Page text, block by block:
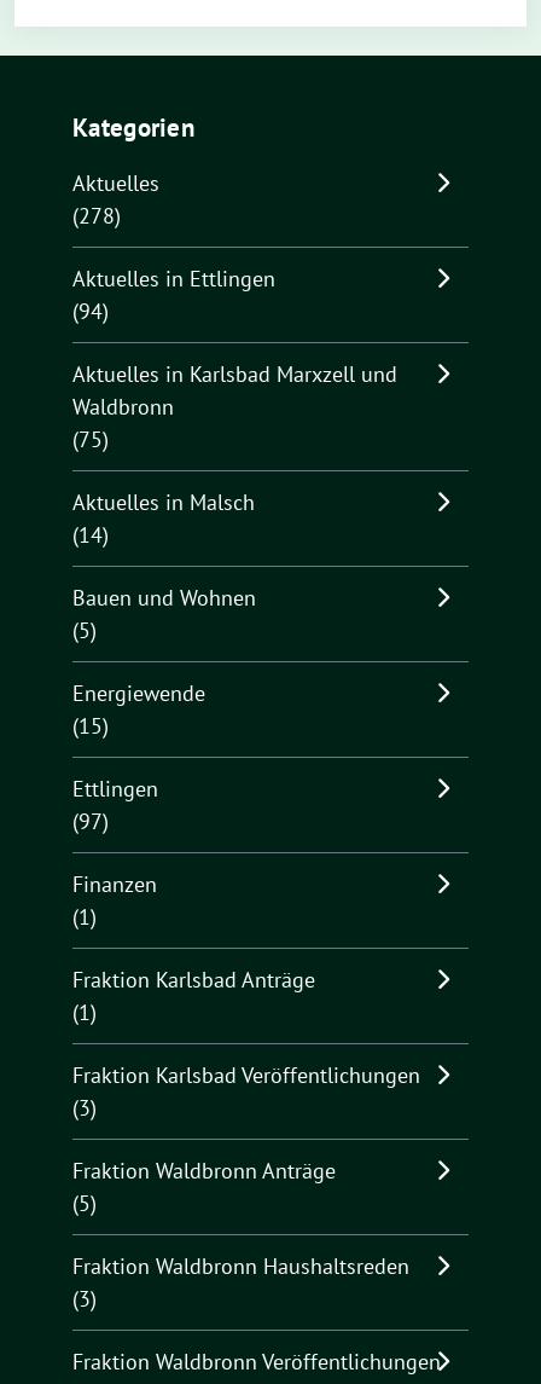
Kategorien
Aktuelles
(278)
Aktuelles in Ettlingen
(94)
Aktuelles in Karlsbad Marxzell und
Waldbronn
(75)
Aktuelles in Malsch
(14)
Bauen und Wohnen
(5)
Energiewende
(15)
Ettlingen
(97)
Finanzen
(1)
Fraktion Karlsbad Anträge
(1)
Fraktion Karlsbad Veröffentlichungen
(3)
Fraktion Waldbronn Anträge
(5)
Fraktion Waldbronn Haushaltsreden
(3)
Fraktion Waldbronn Veröffentlichungen